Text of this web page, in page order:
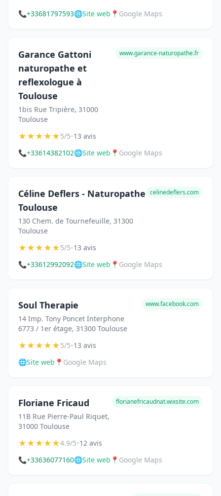
📞+33681797593🌐Site web 📍 Google Maps
Garance Gattoni
naturopathe et
reflexologue à
Toulouse
1bis Rue Tripière, 31000
Toulouse
www.garance-naturopathe.fr
★★★★★5/5•13 avis
📞+33614382102🌐Site web 📍 Google Maps
Céline Deflers - Naturopathe
Toulouse
130 Chem. de Tournefeuille, 31300
Toulouse
celinedeflers.com
★★★★★5/5•13 avis
📞+33612992092🌐Site web 📍 Google Maps
Soul Therapie
14 Imp. Tony Poncet Interphone
6773 / 1er étage, 31300 Toulouse
www.facebook.com
★★★★★5/5•13 avis
🌐Site web 📍 Google Maps
Floriane Fricaud
11B Rue Pierre-Paul Riquet,
31000 Toulouse
florianefricaudnat.wixsite.com
★★★★★4.9/5•12 avis
📞+33636077160🌐Site web 📍 Google Maps